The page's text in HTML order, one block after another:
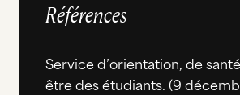
Références
Service d’orientation, de
être des étudiants. (9